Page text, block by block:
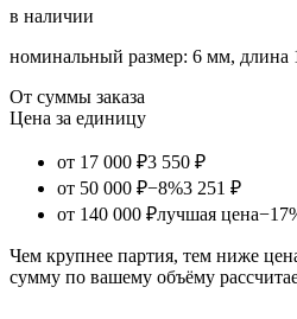
в наличии
номинальный размер: 6 мм, длина
От суммы заказа
Цена за единицу
от 17 000 ₽3 550 ₽
от 50 000 ₽−8%3 251 ₽
от 140 000 ₽лучшая цена
Чем крупнее партия, тем ниже
сумму по вашему объёму